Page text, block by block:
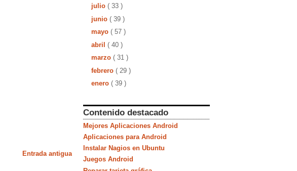
Entrada antigua
julio ( 33 )
junio ( 39 )
mayo ( 57 )
abril ( 40 )
marzo ( 31 )
febrero ( 29 )
enero ( 39 )
Contenido destacado
Mejores Aplicaciones Android
Aplicaciones para Android
Instalar Nagios en Ubuntu
Juegos Android